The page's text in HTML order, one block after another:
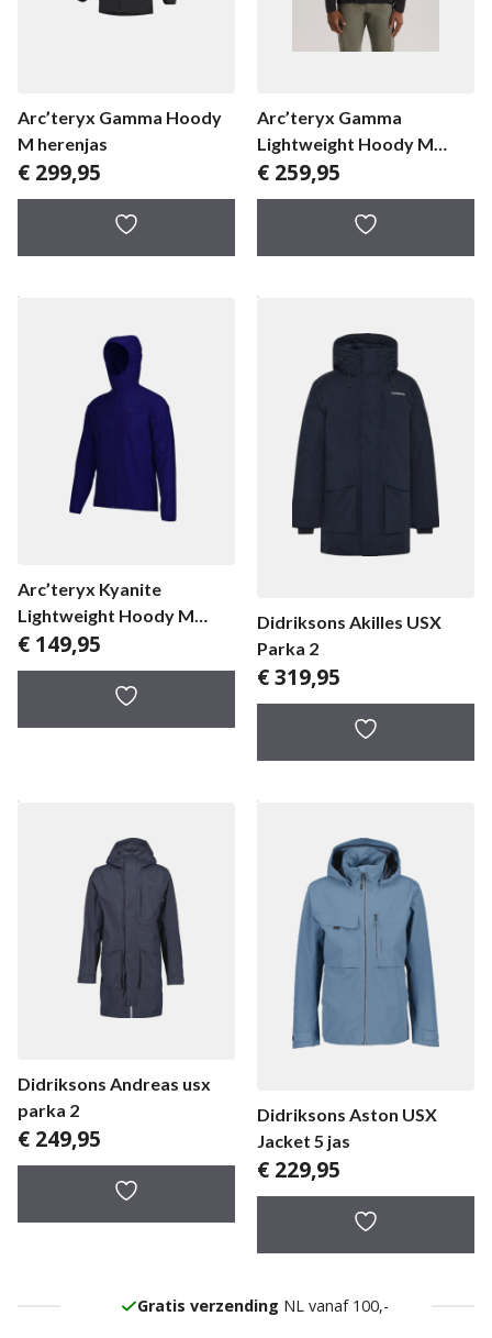
Arc’teryx Gamma Hoody
M herenjas
€ 299,95
Arc’teryx Gamma
Lightweight Hoody M
herenjas
€ 259,95
Arc’teryx Kyanite
Lightweight Hoody M
herenjas
€ 149,95
Didriksons Akilles USX
Parka 2
€319,95
Didriksons Andreas usx
parka 2
€ 249,95
Didriksons Aston USX
Jacket 5 jas
€ 229,95
Gratis verzending NL vanaf 100,-